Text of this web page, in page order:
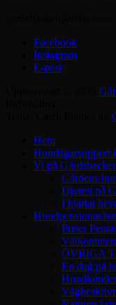
Facebook
Instagram
E-post
Hem
Hundägarsupport
Vi på
Gårdens
Djuren på
I hjärtat
Hundpensionat/
Priser
ÖVRIGA
En dag på